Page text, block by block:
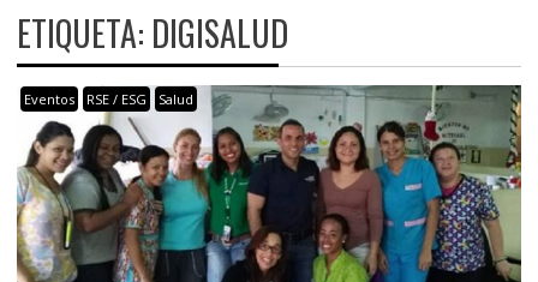
ETIQUETA: DIGISALUD
Eventos RSE / ESG Salud